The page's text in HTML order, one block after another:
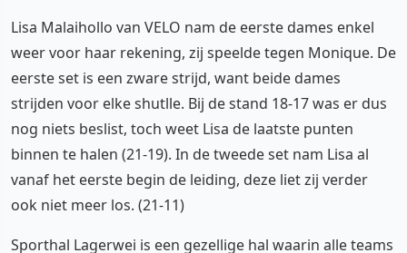
Lisa Malaihollo van VELO nam de eerste dames enkel
weer voor haar rekening, zij speelde tegen Monique. De
eerste set is een zware strijd, want beide dames
strijden voor elke shutlle. Bij de stand 18-17 was er dus
nog niets beslist, toch weet Lisa de laatste punten
binnen te halen (21-19). In de tweede set nam Lisa al
vanaf het eerste begin de leiding, deze liet zij verder
ook niet meer los. (21-11)
Sporthal Lagerwei is een gezellige hal waarin alle teams